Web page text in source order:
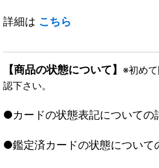
詳細は こちら
【商品の状態について】 ※初め
認下さい。
●カードの状態表記についての
●鑑定済カードの状態について